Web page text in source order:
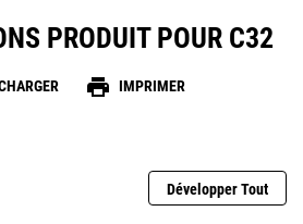
PRODUIT POUR C32
print IMPRIMER
Développer Tout